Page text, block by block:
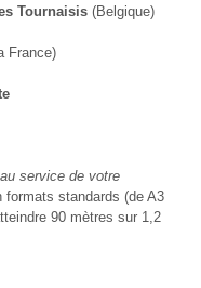
Tournaisis (Belgique)
France)
service de votre
standards (de A3
90 mètres sur 1,2